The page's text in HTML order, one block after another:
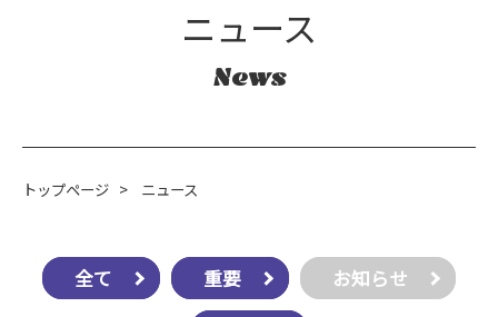
ニュース
News
トップページ > ニュース
全て 重要 お知らせ